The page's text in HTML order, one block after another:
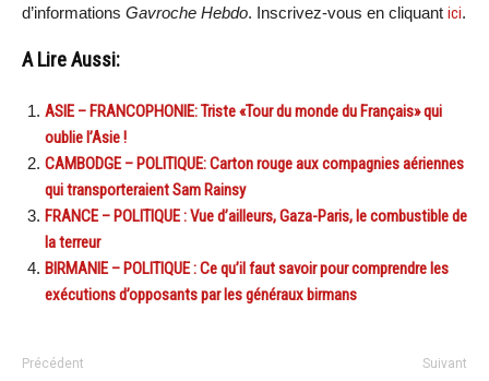
d’informations Gavroche Hebdo. Inscrivez-vous en cliquant ici.
A Lire Aussi:
ASIE – FRANCOPHONIE: Triste «Tour du monde du Français» qui
oublie l’Asie !
CAMBODGE – POLITIQUE: Carton rouge aux compagnies aériennes
qui transporteraient Sam Rainsy
FRANCE – POLITIQUE : Vue d’ailleurs, Gaza-Paris, le combustible de
la terreur
BIRMANIE – POLITIQUE : Ce qu’il faut savoir pour comprendre les
exécutions d’opposants par les généraux birmans
Précédent Suivant